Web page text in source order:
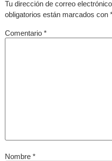
Tu dirección de correo
obligatorios están marcados con
Comentario *
Nombre *